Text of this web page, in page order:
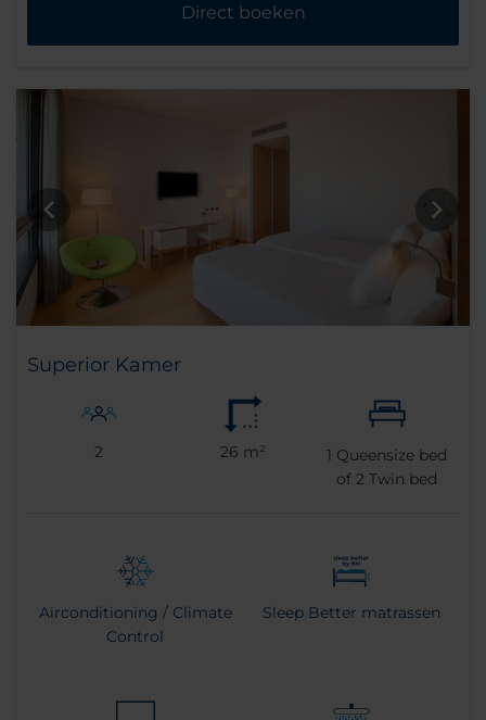
Direct boeken
Superior Kamer
2 26 m² 1 Queensize bed
of2 Twin bed
Airconditioning / Climate
Control
Sleep Better matrassen